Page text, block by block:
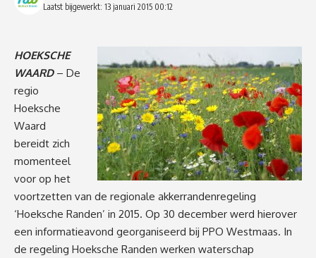
Laatst bijgewerkt: 13 januari 2015 00:12
HOEKSCHE
WAARD– De
regio
Hoeksche
Waard
bereidt zich
momenteel
voor op het
voortzetten van de regionale akkerrandenregeling
‘Hoeksche Randen’ in 2015. Op 30 december werd hierover
een informatieavond georganiseerd bij PPO Westmaas. In
de regeling Hoeksche Randen werken waterschap